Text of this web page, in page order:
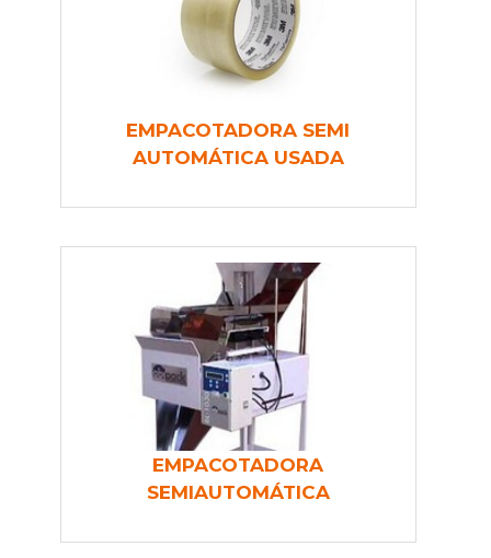
EMPACOTADORA SEMI
AUTOMÁTICA USADA
EMPACOTADORA
SEMIAUTOMÁTICA